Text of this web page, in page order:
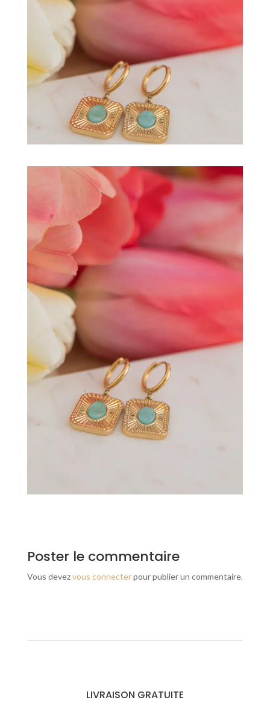
Poster le commentaire
Vous devezvous connecterpour publier un commentaire.
LIVRAISON GRATUITE